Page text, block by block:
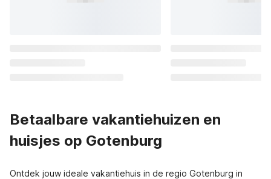
Betaalbare vakantiehuizen en
huisjes op Gotenburg
Ontdek jouw ideale vakantiehuis in de regio Gotenburg in